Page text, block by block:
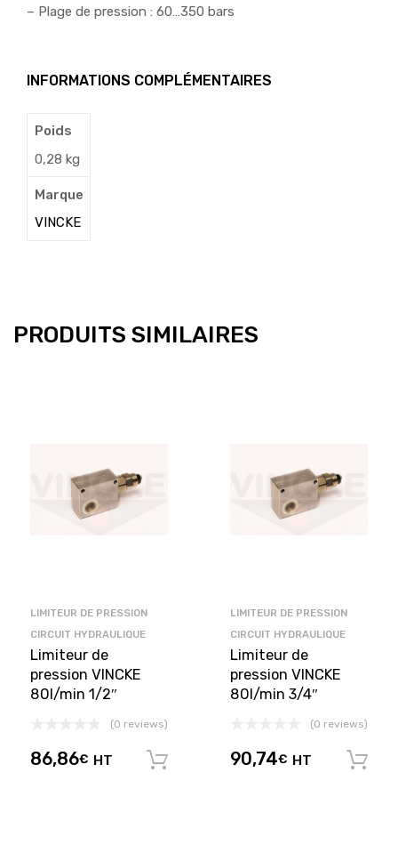
– Plage de pression : 60…350 bars
INFORMATIONS COMPLÉMENTAIRES
Poids
0,28 kg
Marque
VINCKE
PRODUITS SIMILAIRES
LIMITEUR DE PRESSION
CIRCUIT HYDRAULIQUE
Limiteur de
pression VINCKE
80l/min 1/2″
(0 reviews)
86,86€ HT Ajouter au panier
LIMITEUR DE PRESSION
CIRCUIT HYDRAULIQUE
Limiteur de
pression VINCKE
80l/min 3/4″
(0 reviews)
90,74€ HT